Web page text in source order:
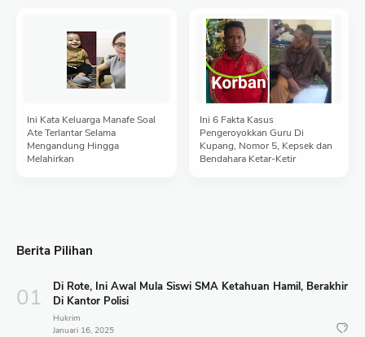
Ini Kata Keluarga Manafe Soal
Ate Terlantar Selama
Mengandung Hingga
Melahirkan
Ini 6 Fakta Kasus
Pengeroyokkan Guru Di
Kupang, Nomor 5, Kepsek dan
Bendahara Ketar-Ketir
Berita Pilihan
Di Rote, Ini Awal Mula Siswi SMA Ketahuan Hamil, Berakhir
Di Kantor Polisi
Hukrim
Januari 16, 2025